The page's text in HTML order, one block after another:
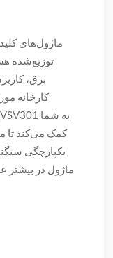
توزیع‌شده
برق،
کارخانه
کمک می‌کند تا
یکپارچگی
ماژول در بیشتر